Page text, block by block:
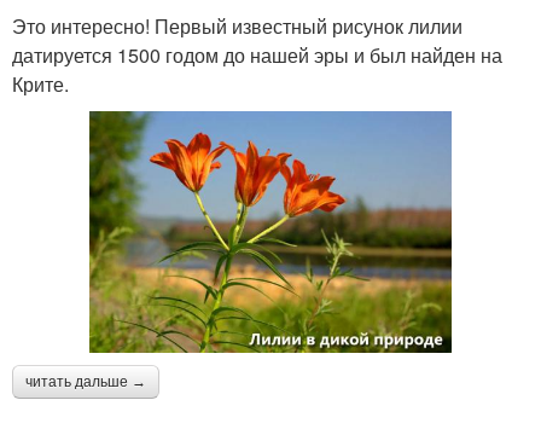
Это интересно! Первый известный рисунок лилии
датируется 1500 годом до нашей эры и был найден на
Крите.
читать дальше →